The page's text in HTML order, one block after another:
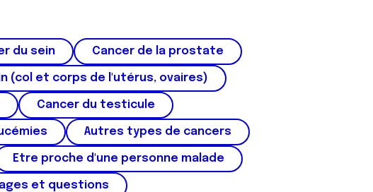
du sein Cancer de la prostate
(col et corps de l'utérus, ovaires)
Cancer du testicule
Autres types de cancers
Etre proche d'une personne malade
et questions